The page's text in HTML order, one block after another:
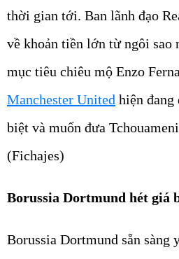
thời gian tới. Ban lãnh đạo
về khoản tiền lớn từ ngôi sao
mục tiêu chiêu mộ Enzo
Manchester United hiện đang
biệt và muốn đưa
(Fichajes)
Borussia Dortmund hét giá
Borussia Dortmund sẵn sàng